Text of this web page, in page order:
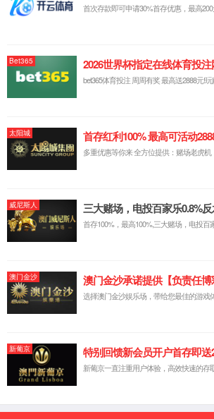
外开放联通，不搞封闭运行。